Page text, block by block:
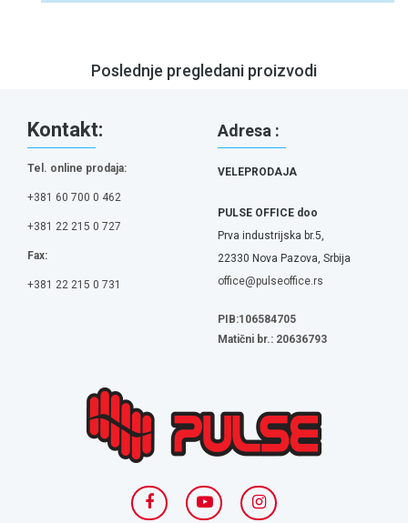
Poslednje pregledani proizvodi
Kontakt:
Tel. online prodaja:
+381 60 700 0 462
+381 22 215 0 727
Fax:
+381 22 215 0 731
Adresa :
VELEPRODAJA
PULSE OFFICE doo
Prva industrijska br.5,
22330 Nova Pazova, Srbija
office@pulseoffice.rs
PIB:106584705
Matični br.: 20636793